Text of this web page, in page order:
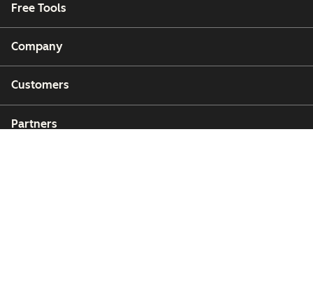
Free Tools
Company
Customers
Partners